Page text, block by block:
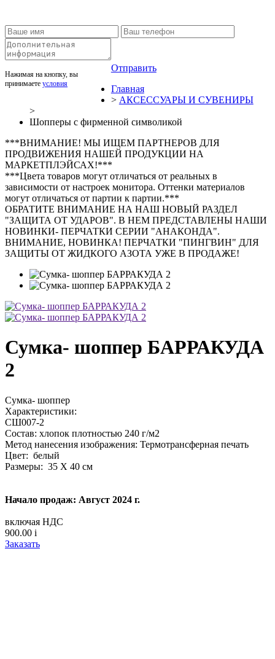
Нажимая на кнопку, вы
принимаете условия
Отправить
Главная
> АКСЕССУАРЫ И СУВЕНИРЫ
>
Шопперы с фирменной символикой
***ВНИМАНИЕ! МЫ ИЩЕМ ПАРТНЕРОВ ДЛЯ
ПРОДВИЖЕНИЯ НАШЕЙ ПРОДУКЦИИ НА
МАРКЕТПЛЭЙСАХ!***
***Цвета товаров могут отличаться от реальных в
зависимости от настроек монитора. Оттенки материалов
могут отличаться от партии к партии.***
ОБРАТИТЕ ВНИМАНИЕ НА НАШ НОВЫЙ РАЗДЕЛ
"ЗАЩИТА ОТ УДАРОВ". В НЕМ ПРЕДСТАВЛЕНЫ НАШИ
НОВИНКИ- ПЕРЧАТКИ СЕРИИ "АНАКОНДА".
ВНИМАНИЕ, НОВИНКА! ПЕРЧАТКИ "ПИНГВИН" ДЛЯ
ЗАЩИТЫ ОТ ЖИДКОГО АЗОТА УЖЕ В ПРОДАЖЕ!
Сумка- шоппер БАРРАКУДА
2
Сумка- шоппер
Характеристики:
СШ007-2
Состав: хлопок плотностью 240 г/м2
Метод нанесения изображения: Термотрансферная печать
Цвет: белый
Размеры: 35 Х 40 см
Начало продаж: Август 2024 г.
включая НДС
900.00 i
Заказать